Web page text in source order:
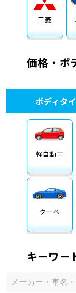
三菱
価格・ボ
ボディタ
軽自動車
クーペ
キーワー